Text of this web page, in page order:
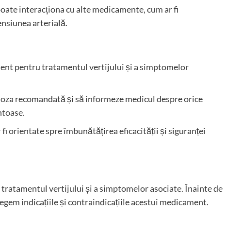
interacționa cu alte medicamente, cum ar fi
arterială.
pentru tratamentul vertijului și a simptomelor
recomandată și să informeze medicul despre orice
orientate spre îmbunătățirea eficacității și siguranței
vertijului și a simptomelor asociate. Înainte de
indicațiile și contraindicațiile acestui medicament.